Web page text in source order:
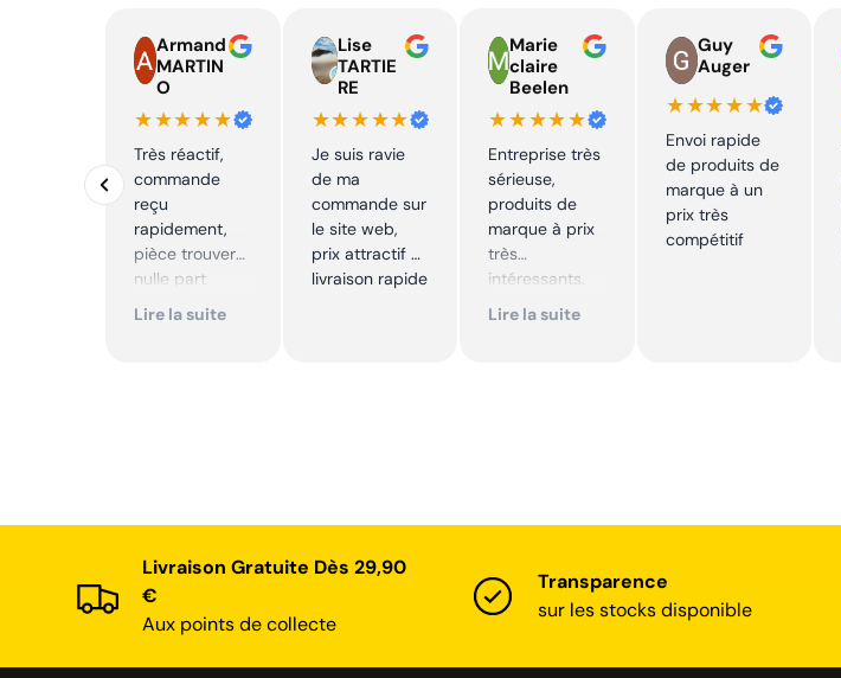
Armand
MARTIN
O
★★★★★
Très réactif,
commande
reçu
rapidement,
pièce trouver
nulle part
ailleurs et
Lire la suite
Lise
TARTIE
RE
★★★★★
Je suis ravie
de ma
commande sur
le site web,
prix attractif et
livraison rapide
Marie
claire
Beelen
★★★★★
Entreprise très
sérieuse,
produits de
marque à prix
très
intéressants.
Excellent suivi !
Lire la suite
Guy
Auger
★★★★★
Envoi rapide
de produits de
marque à un
prix très
compétitif
Livraison Gratuite Dès 29,90
€
Aux points de collecte
Transparence
sur les stocks disponible